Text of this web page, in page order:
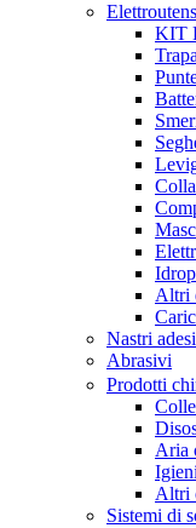
KIT
Altri
Nastri
Abrasivi
Prodotti
Aria
Altri
Sistemi di